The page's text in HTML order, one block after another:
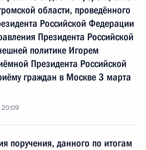
области, проведённого
Российской Федерации
Президента Российской
политике Игорем
Президента Российской
граждан в Москве 3 марта
20:09
поручения, данного по итогам